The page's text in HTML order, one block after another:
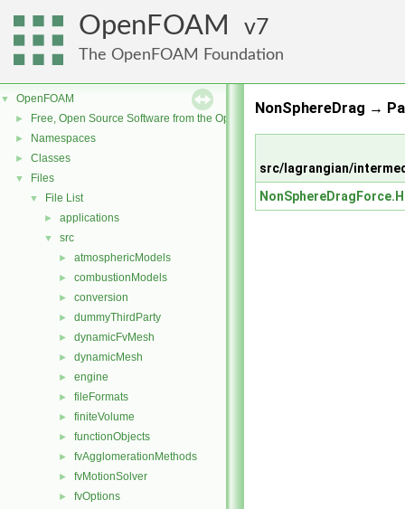
OpenFOAM 7
The OpenFOAM Foundation
▼ OpenFOAM
► Free, Open Source Software from the OpenFOAM Foundation
► Namespaces
► Classes
▼ Files
▼ File List
► applications
▼ src
► atmosphericModels
► combustionModels
► conversion
► dummyThirdParty
► dynamicFvMesh
► dynamicMesh
► engine
► fileFormats
► finiteVolume
► functionObjects
► fvAgglomerationMethods
► fvMotionSolver
► fvOptions
NonSphereDrag →
src/lagrangian/
NonSphereDragForce.H